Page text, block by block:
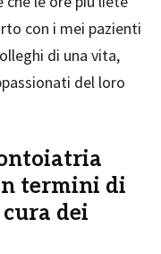
con i mei pazienti
di una vita,
del loro
termini di
dei